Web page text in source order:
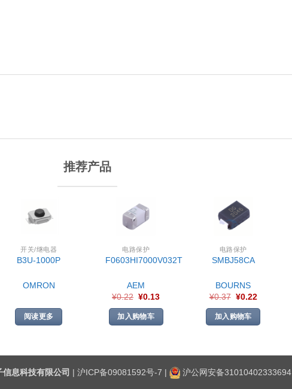
推荐产品
开关/继电器
B3U-1000P
OMRON
阅读更多
电路保护
F0603HI7000V032T
AEM
¥0.22 ¥0.13
加入购物车
电路保护
SMBJ58CA
BOURNS
¥0.37 ¥0.22
加入购物车
信息科技有限公司 | 沪ICP备09081592号-7 | 沪公网安备31010402333694